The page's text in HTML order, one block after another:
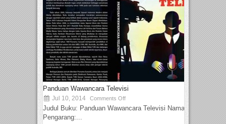
Panduan Wawancara Televisi
Jul 10, 2014 Comments Off
Judul Buku: Panduan Wawancara Televisi Nama
Pengarang:...